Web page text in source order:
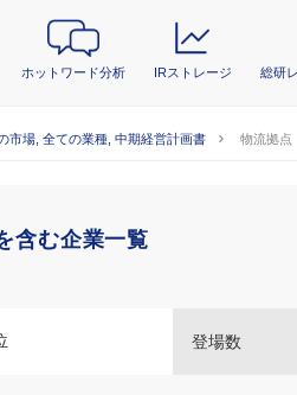
ホットワード分析 IRストレージ 総研
市場, 全ての業種, 中期経営計画書 物流拠点
含む企業一覧
登場数